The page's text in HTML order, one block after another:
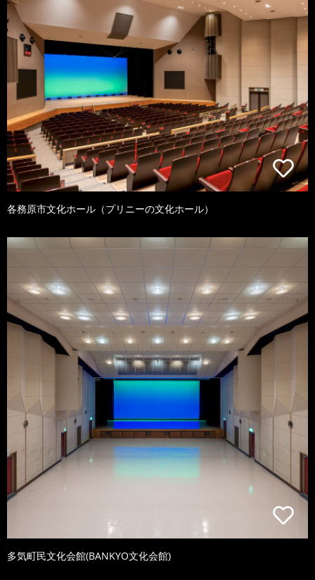
各務原市文化ホール（プリニーの文化ホール）
多気町民文化会館(BANKYO文化会館)